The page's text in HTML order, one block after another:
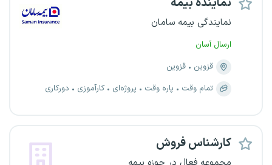
نمایندگی بیمه سامان
ارسال آسان
قزوین
قزوین
تمام وقت
پاره وقت پروژه‌ای کارآموزی دورکاری
کارشناس فروش